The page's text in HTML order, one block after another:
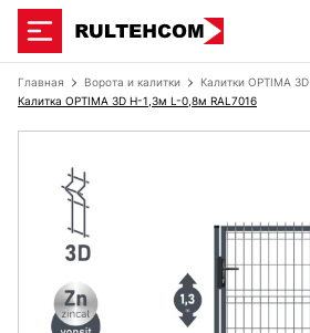
Главная Ворота и калитки
Калитки OPTIMA 3D
Калитка OPTIMA 3D H-1,3м L-0,8м RAL7016